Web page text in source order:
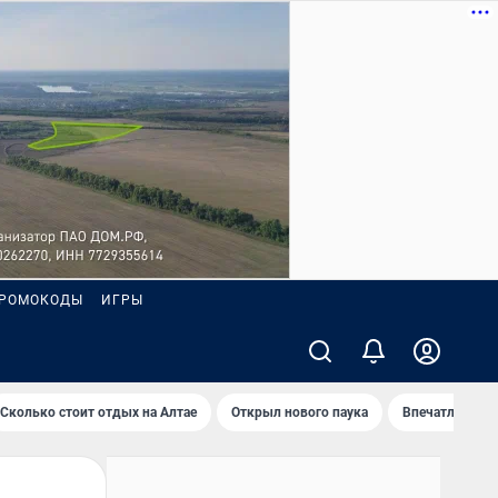
ИГРЫ
Сколько стоит отдых на Алтае Открыл нового паука Впечатления